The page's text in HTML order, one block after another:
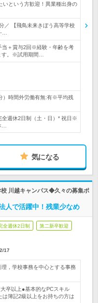
という方歓迎！異業種出身の
／ 【飛鳥未来きぼう高等学校
…
当＋賞与2回※経験・年齢を考
す。※試用期間…
）時間外労働有無:有※平均残
全週休2日制（土・日）* 祝日※
…
気になる
川越キャンパス◆久々の募集ポ
人で活躍中！残業少なめ
全週休2日制 第二新卒歓迎
17
，学校事務を中心とする事務
卒以上●基本的なPCスキル
簿記2級以上をお持ちの方は